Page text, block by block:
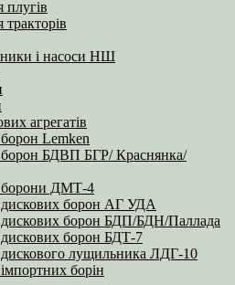
плугів
і насоси НШ
агрегатів
Lemken
борон БДВП БГР/ Краснянка/
борони ДМТ-4
дискових борон АГ УДА
дискових борон БДП/БДН/Паллада
борон БДТ-7
лущильника ЛДГ-10
борін